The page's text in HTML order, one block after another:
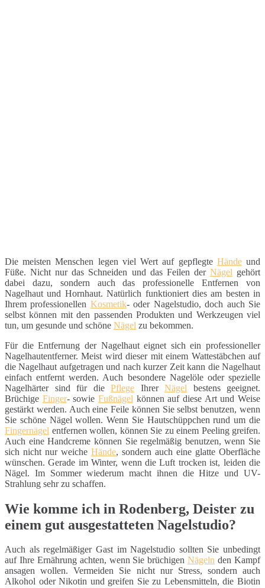
Die meisten Menschen legen viel Wert auf gepflegte Händeund
Füße. Nicht nur das Schneiden und das Feilen der Nägel gehört
dabei dazu, sondern auch das professionelle Entfernen von
Nagelhaut und Hornhaut. Natürlich funktioniert dies am besten in
Ihrem professionellen Kosmetik- oder Nagelstudio, doch auch Sie
selbst können mit den passenden Produkten und Werkzeugen viel
tun, um gesunde und schöne Nägel zu bekommen.
Für die Entfernung der Nagelhaut eignet sich ein professioneller
Nagelhautentferner. Meist wird dieser mit einem Wattestäbchen auf
die Nagelhaut aufgetragen und nach kurzer Zeit kann die Nagelhaut
einfach entfernt werden. Auch besondere Nagelöle oder spezielle
Nagelhärter sind für die Pflege Ihrer Nägel bestens geeignet.
Brüchige Finger- sowieFußnägel können auf diese Art und Weise
gestärkt werden. Auch eine Feile können Sie selbst benutzen, wenn
Sie schöne Nägel wollen. Wenn Sie Hautschüppchen rund um die
Fingernägel entfernen wollen, können Sie zu einem Peeling greifen.
Auch eine Handcreme können Sie regelmäßig benutzen, wenn Sie
sich nicht nur weiche Hände, sondern auch eine glatte Oberfläche
wünschen. Gerade im Winter, wenn die Luft trocken ist, leiden die
Nägel. Im Sommer wiederum macht ihnen die Hitze und UV-
Strahlung sehr zu schaffen.
Wie komme ich in Rodenberg, Deister zu
einem gut ausgestatteten Nagelstudio?
Auch als regelmäßiger Gast im Nagelstudio sollten Sie unbedingt
auf Ihre Ernährung achten, wenn Sie brüchigenNägeln den Kampf
ansagen wollen. Vermeiden Sie nicht nur Stress, sondern auch
Alkohol oder Nikotin und greifen Sie zu Lebensmitteln, die Biotin